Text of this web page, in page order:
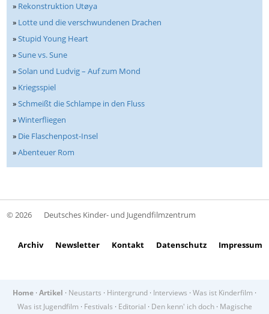
» Rekonstruktion Utøya
» Lotte und die verschwundenen Drachen
»Stupid Young Heart
»Sune vs. Sune
»Solan und Ludvig – Auf zum Mond
» Kriegsspiel
»Schmeißt die Schlampe in den Fluss
»Winterfliegen
» Die Flaschenpost-Insel
»Abenteuer Rom
© 2026 Deutsches Kinder- und Jugendfilmzentrum
Archiv Newsletter Kontakt Datenschutz Impressum
Home · Artikel · Neustarts · Hintergrund · Interviews · Was ist Kinderfilm ·
Was ist Jugendfilm · Festivals · Editorial · Den kenn' ich doch· Magische